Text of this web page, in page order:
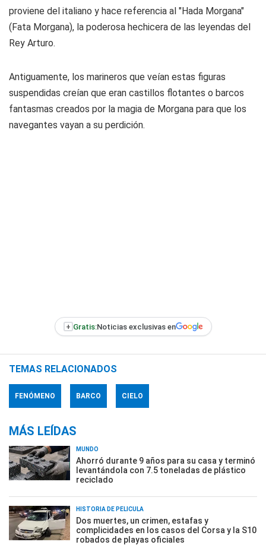
proviene del italiano y hace referencia al "Hada Morgana"
(Fata Morgana), la poderosa hechicera de las leyendas del
Rey Arturo.
Antiguamente, los marineros que veían estas figuras
suspendidas creían que eran castillos flotantes o barcos
fantasmas creados por la magia de Morgana para que los
navegantes vayan a su perdición.
+ Gratis:Noticias exclusivas en
TEMAS RELACIONADOS
FENÓMENO BARCO CIELO
MÁS LEÍDAS
MUNDO
Ahorró durante 9 años para su casa y terminó
levantándola con 7.5 toneladas de plástico
reciclado
HISTORIA DE PELÍCULA
Dos muertes, un crimen, estafas y
complicidades en los casos del Corsa y la S10
robados de playas oficiales